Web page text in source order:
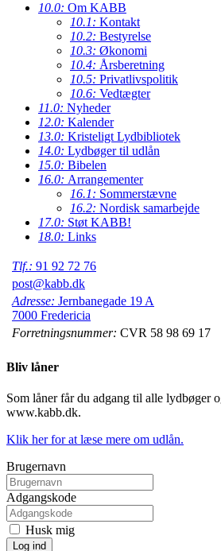
10.0: Om KABB
10.1: Kontakt
10.2: Bestyrelse
10.3: Økonomi
10.4: Årsberetning
10.5: Privatlivspolitik
10.6: Vedtægter
11.0: Nyheder
12.0: Kalender
13.0: Kristeligt Lydbibliotek
14.0: Lydbøger til udlån
15.0: Bibelen
16.0: Arrangementer
16.1: Sommerstævne
16.2: Nordisk samarbejde
17.0: Støt KABB!
18.0: Links
Tlf.: 91 92 72 76
post@kabb.dk
Adresse: Jernbanegade 19 A
7000 Fredericia
Forretningsnummer: CVR 58 98 69 17
Bliv låner
Som låner får du adgang til alle lydbøger
www.kabb.dk.
Klik her for at læse mere om udlån.
Brugernavn
Adgangskode
Husk mig